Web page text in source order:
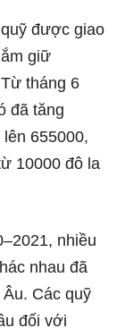
được giao
giữ
tháng 6
đã tăng
655000,
10000 đô la
nhiều
nhau đã
Các quỹ
đối với